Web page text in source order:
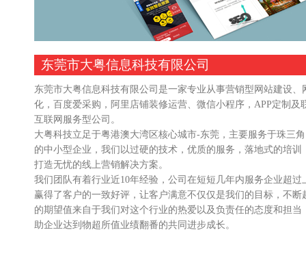
东莞市大粤信息科技有限公司
东莞市大粤信息科技有限公司是一家专业从事营销型网站建设、
化，百度爱采购，阿里店铺装修运营、微信小程序，APP定制及
互联网服务型公司。
大粤科技立足于粤港澳大湾区核心城市-东莞，主要服务于珠三
的中小型企业，我们以过硬的技术，优质的服务，落地式的培训
打造无忧的线上营销解决方案。
我们团队有着行业近10年经验，公司在短短几年内服务企业超过
赢得了客户的一致好评，让客户满意不仅仅是我们的目标，不断
的期望值来自于我们对这个行业的热爱以及负责任的态度和担当
助企业达到物超所值业绩翻番的共同进步成长。